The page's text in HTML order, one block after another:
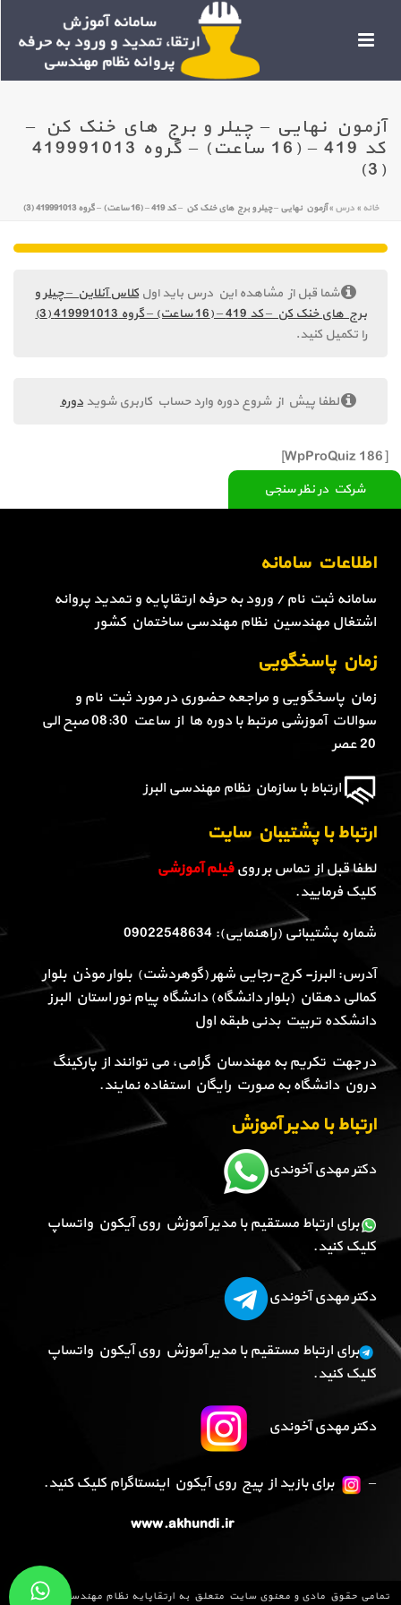
آزمون نهایی – چیلر و برج های خنک کن –
کد 419 – (16 ساعت) – گروه 419991013
(3)
خانه » درس »آزمون نهایی – چیلر و برج های خنک کن – کد 419 – (16 ساعت) – گروه 419991013 (3)
شرکت در نظر سنجی
شما قبل از مشاهده این درس باید اولکلاس آنلاین – چیلر و
برج های خنک کن – کد 419 – (16 ساعت) – گروه 419991013 (3)
را تکمیل کنید.
لطفا پیش از شروع دوره وارد حساب کاربری شویددوره
[WpProQuiz 186]
اطلاعات سامانه
سامانه ثبت نام / ورود به حرفه ارتقاپایه و تمدید پروانه
اشتغال مهندسین نظام مهندسی ساختمان کشور
زمان پاسخگویی
زمان پاسخگویی و مراجعه حضوری در مورد ثبت نام و
سوالات آموزشی مرتبط با دوره ها از ساعت 08:30 صبح الی
20 عصر
ارتباط با سازمان نظام مهندسی البرز
ارتباط با پشتیبان سایت
لطفا قبل از تماس بر رویفیلم آموزشی
کلیک فرمایید.
شماره پشتیبانی (راهنمایی): 09022548634
آدرس: البرز- کرج-رجایی شهر (گوهردشت) بلوار موذن بلوار
کمالی دهقان (بلوار دانشگاه) دانشگاه پیام نور استان البرز
دانشکده تربیت بدنی طبقه اول
در جهت تکریم به مهندسان گرامی، می توانند از پارکینگ
درون دانشگاه به صورت رایگان استفاده نمایند.
ارتباط با مدیر آموزش
دکتر مهدی آخوندی
برای ارتباط مستقیم با مدیر آموزش روی آیکون واتساپ
کلیک کنید.
دکتر مهدی آخوندی
برای ارتباط مستقیم با مدیر آموزش روی آیکون واتساپ
کلیک کنید.
دکتر مهدی آخوندی
–
برای بازید از پیج روی آیکون اینستاگرام کلیک کنید.
www.akhundi.ir
تمامی حقوق مادی و معنوی سایت متعلق به ارتقاپایه نظام مهندسی
می باشد و